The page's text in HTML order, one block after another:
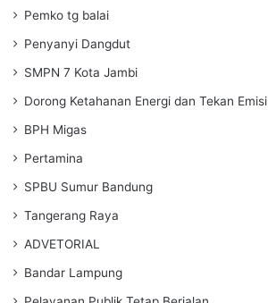
Pemko tg balai
Penyanyi Dangdut
SMPN 7 Kota Jambi
Dorong Ketahanan Energi dan Tekan Emisi
BPH Migas
Pertamina
SPBU Sumur Bandung
Tangerang Raya
ADVETORIAL
Bandar Lampung